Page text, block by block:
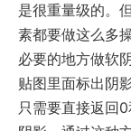
是很重量级的。
素都要做这么多
必要的地方做软
贴图里面标出阴
只需要直接返回